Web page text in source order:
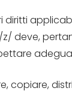
deve,
copiare,